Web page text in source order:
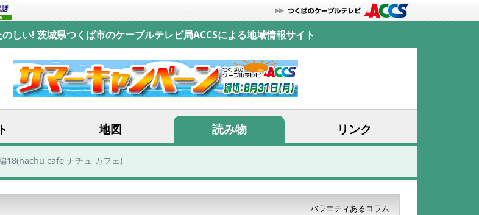
しい! 茨城県つくば市のケーブルテレビ局ACCSによる地域情報サイト
地図 読み物 リンク
18(nachu cafe ナチュ カフェ)
バラエティあるコラム